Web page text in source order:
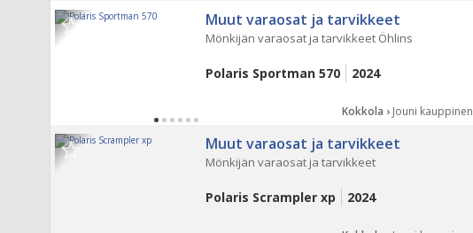
Muut varaosat ja tarvikkeet
Mönkijän varaosat ja tarvikkeet Öhlins
Polaris Sportman 570 2024
Kokkola › Jouni kauppinen
Muut varaosat ja tarvikkeet
Mönkijän varaosat ja tarvikkeet
Polaris Scrampler xp 2024